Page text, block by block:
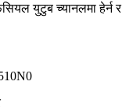
युटुब च्यानलमा हेर्न र